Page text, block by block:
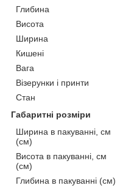
Глибина
Висота
Ширина
Кишені
Вага
Візерунки і принти
Стан
Габаритні розміри
Ширина в пакуванні, см
(см)
Висота в пакуванні, см
(см)
Глибина в пакуванні (см)